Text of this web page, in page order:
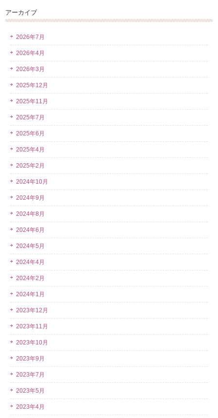
アーカイブ
2026年7月
2026年4月
2026年3月
2025年12月
2025年11月
2025年7月
2025年6月
2025年4月
2025年2月
2024年10月
2024年9月
2024年8月
2024年6月
2024年5月
2024年4月
2024年2月
2024年1月
2023年12月
2023年11月
2023年10月
2023年9月
2023年7月
2023年5月
2023年4月